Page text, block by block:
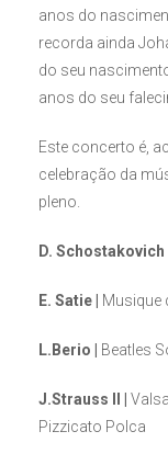
anos do
recorda ainda
do seu
anos do seu
Este concerto é,
celebração da
pleno.
D. Schostakovich
E. Satie | Musique
L.Berio | Beatles
J.Strauss II |
Pizzicato Polca